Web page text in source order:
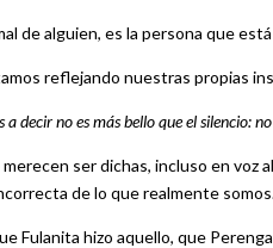
de alguien, es la persona que
reflejando nuestras propias
a decir no es más bello que el silencio:
ser dichas, incluso en
de lo que realmente
Fulanita hizo aquello, que